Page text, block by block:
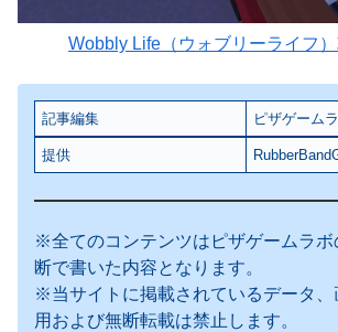
Wobbly Life（ウォブリーライフ
記事編集 ピザゲーム
提供
※全てのコンテンツはピザゲームラボ
断で書いた内容となります。
※当サイトに掲載されているデータ、
用および無断転載は禁止します。